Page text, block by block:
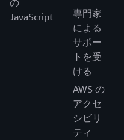
の
JavaScript
専門家
による
サポー
トを受
ける
AWS の
アクセ
シビリ
ティ